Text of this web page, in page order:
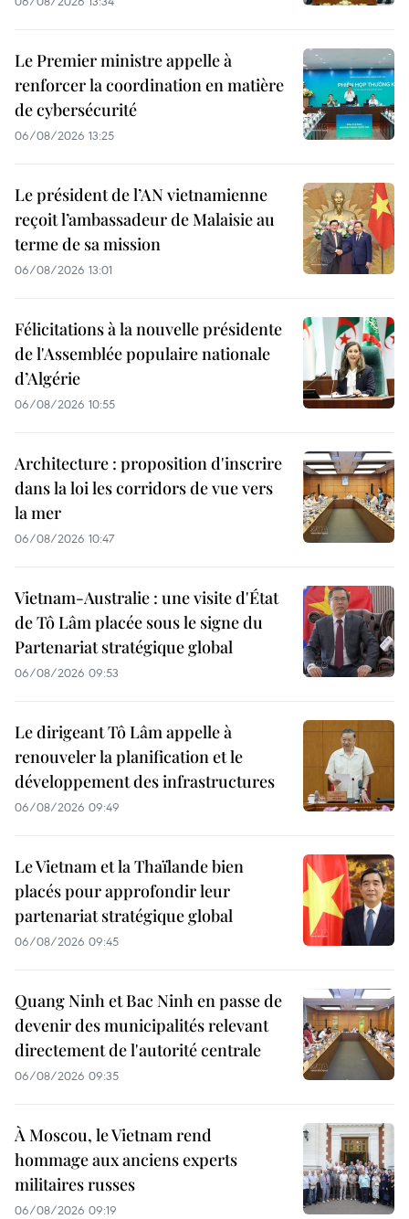
Le Premier ministre appelle à
renforcer la coordination en matière
de cybersécurité
06/08/2026 13:25
Le président de l’AN vietnamienne
reçoit l’ambassadeur de Malaisie au
terme de sa mission
06/08/2026 13:01
Félicitations à la nouvelle présidente
de l'Assemblée populaire nationale
d’Algérie
06/08/2026 10:55
Architecture : proposition d'inscrire
dans la loi les corridors de vue vers
la mer
06/08/2026 10:47
Vietnam-Australie : une visite d'État
de Tô Lâm placée sous le signe du
Partenariat stratégique global
06/08/2026 09:53
Le dirigeant Tô Lâm appelle à
renouveler la planification et le
développement des infrastructures
06/08/2026 09:49
Le Vietnam et la Thaïlande bien
placés pour approfondir leur
partenariat stratégique global
06/08/2026 09:45
Quang Ninh et Bac Ninh en passe de
devenir des municipalités relevant
directement de l'autorité centrale
06/08/2026 09:35
À Moscou, le Vietnam rend
hommage aux anciens experts
militaires russes
06/08/2026 09:19